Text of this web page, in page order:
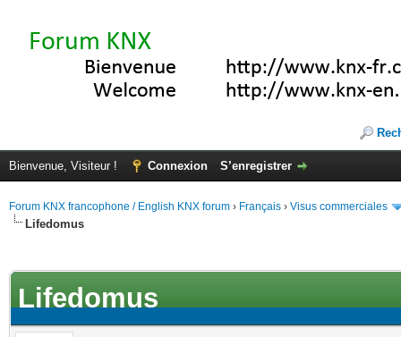
Bienvenue, Visiteur ! Connexion S’enregistrer
Forum KNX francophone / English KNX forum › Français › Visus commerciales
Lifedomus
Lifedomus